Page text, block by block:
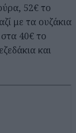
52€ το
με τα ουζάκια
40€ το
και